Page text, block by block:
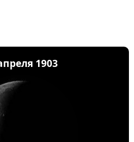
1903